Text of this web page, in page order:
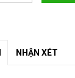
NHẬN XÉT